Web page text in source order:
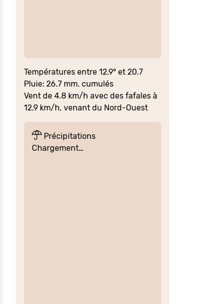
Températures entre 12.9° et 20.7
Pluie: 26.7 mm. cumulés
Vent de 4.8 km/h avec des fafales à
12.9 km/h, venant du Nord-Ouest
Précipitations
Chargement…